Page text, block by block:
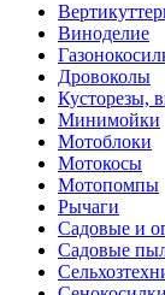
Виноделие
Дровоколы
Кусторезы,
Минимойки
Мотоблоки
Мотокосы
Мотопомпы
Рычаги
Садовые и
Садовые